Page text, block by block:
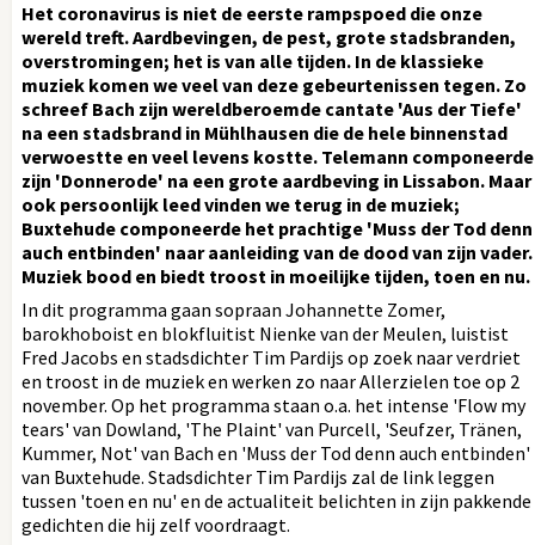
Het coronavirus is niet de eerste rampspoed die onze
wereld treft. Aardbevingen, de pest, grote stadsbranden,
overstromingen; het is van alle tijden. In de klassieke
muziek komen we veel van deze gebeurtenissen tegen. Zo
schreef Bach zijn wereldberoemde cantate 'Aus der Tiefe'
na een stadsbrand in Mühlhausen die de hele binnenstad
verwoestte en veel levens kostte. Telemann componeerde
zijn 'Donnerode' na een grote aardbeving in Lissabon. Maar
ook persoonlijk leed vinden we terug in de muziek;
Buxtehude componeerde het prachtige 'Muss der Tod denn
auch entbinden' naar aanleiding van de dood van zijn vader.
Muziek bood en biedt troost in moeilijke tijden, toen en nu.
In dit programma gaan sopraan Johannette Zomer,
barokhoboist en blokfluitist Nienke van der Meulen, luistist
Fred Jacobs en stadsdichter Tim Pardijs op zoek naar verdriet
en troost in de muziek en werken zo naar Allerzielen toe op 2
november. Op het programma staan o.a. het intense 'Flow my
tears' van Dowland, 'The Plaint' van Purcell, 'Seufzer, Tränen,
Kummer, Not' van Bach en 'Muss der Tod denn auch entbinden'
van Buxtehude. Stadsdichter Tim Pardijs zal de link leggen
tussen 'toen en nu' en de actualiteit belichten in zijn pakkende
gedichten die hij zelf voordraagt.